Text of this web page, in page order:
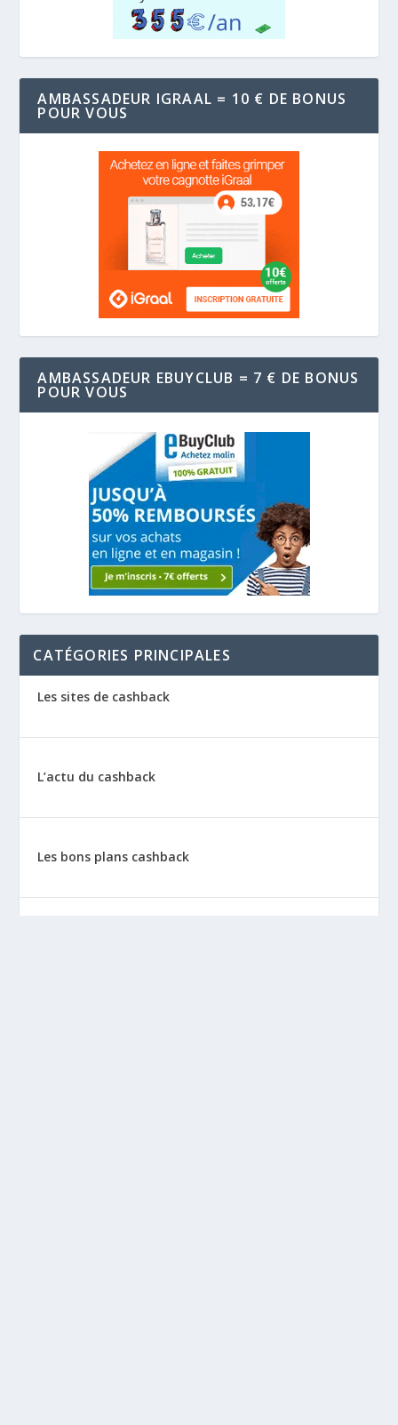
AMBASSADEUR IGRAAL = 10 € DE BONUS
POUR VOUS
AMBASSADEUR EBUYCLUB = 7 € DE BONUS
POUR VOUS
CATÉGORIES PRINCIPALES
Les sites de cashback
L’actu du cashback
Les bons plans cashback